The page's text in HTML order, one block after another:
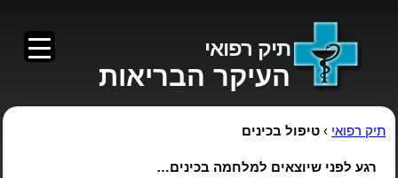
תיק רפואי
העיקר הבריאות
תיק רפואי › טיפול בכינים
רגע לפני שיוצאים למלחמה בכינים…